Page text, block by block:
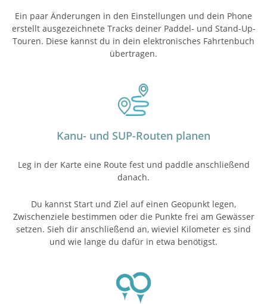
Ein paar Änderungen in den Einstellungen und dein Phone
erstellt ausgezeichnete Tracks deiner Paddel- und Stand-Up-
Touren. Diese kannst du in dein elektronisches Fahrtenbuch
übertragen.
Kanu- und SUP-Routen planen
Leg in der Karte eine Route fest und paddle anschließend
danach.
Du kannst Start und Ziel auf einen Geopunkt legen,
Zwischenziele bestimmen oder die Punkte frei am Gewässer
setzen. Sieh dir anschließend an, wieviel Kilometer es sind
und wie lange du dafür in etwa benötigst.